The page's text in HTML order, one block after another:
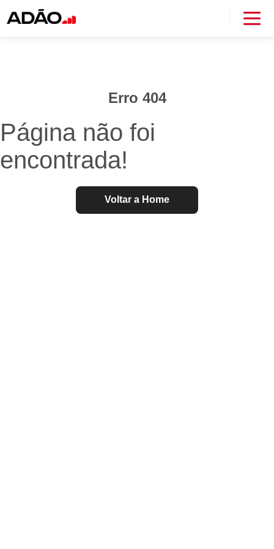
Erro 404
Página não foi
encontrada!
Voltar a Home